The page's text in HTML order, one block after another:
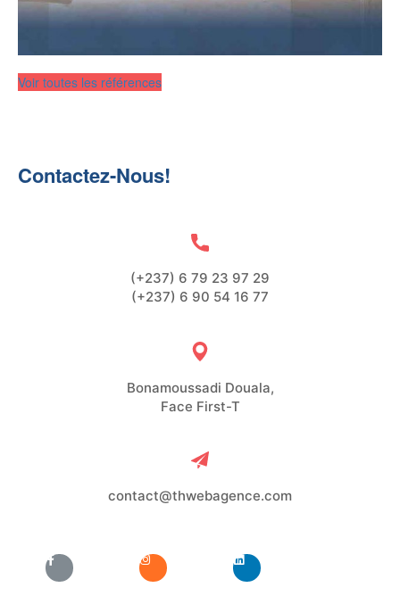
Voir toutes les références
Contactez-Nous!
(+237) 6 79 23 97 29
(+237) 6 90 54 16 77
Bonamoussadi Douala,
Face First-T
contact@thwebagence.com